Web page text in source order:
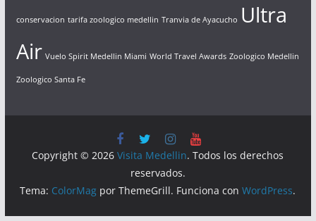
conservacion tarifa zoologico medellin Tranvia de Ayacucho Ultra
Air Vuelo Spirit Medellin Miami World Travel Awards Zoologico Medellin
Zoologico Santa Fe
Copyright © 2026Visita Medellin. Todos los derechos
reservados.
Tema: ColorMag por ThemeGrill. Funciona conWordPress.